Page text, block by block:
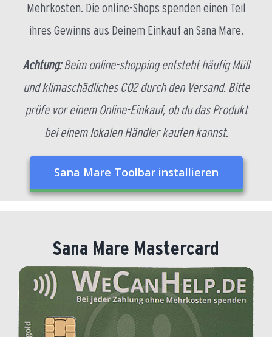
Mehrkosten. Die online-Shops spenden einen Teil
ihres Gewinns aus Deinem Einkauf an Sana Mare.
Achtung:Beim online-shopping entsteht häufig Müll
und klimaschädliches CO2 durch den Versand. Bitte
prüfe vor einem Online-Einkauf, ob du das Produkt
bei einem lokalen Händler kaufen kannst.
Sana Mare Toolbar installieren
Sana Mare Mastercard